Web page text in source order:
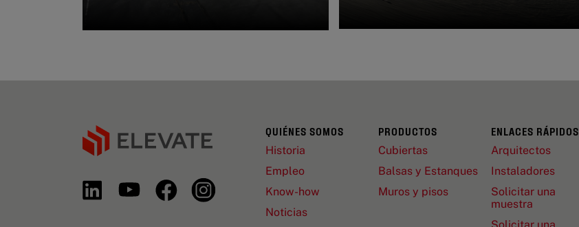
QUIÉNES SOMOS
Historia
Empleo
Know-how
Noticias
PRODUCTOS
Cubiertas
Balsas y Estanques
Muros y pisos
ENLACES RÁPIDOS
Arquitectos
Instaladores
Solicitar una
muestra